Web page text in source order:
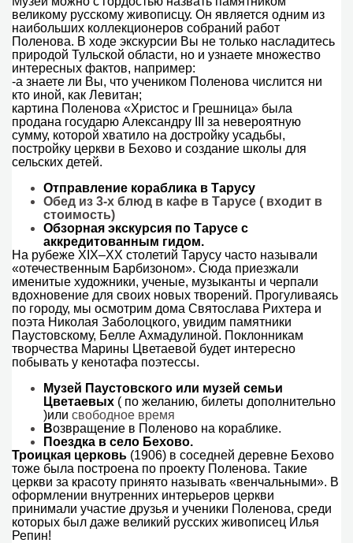
великому русскому живописцу. Он является одним из
наибольших коллекционеров собраний работ
Поленова. В ходе экскурсии Вы не только насладитесь
природой Тульской области, но и узнаете множество
интересных фактов, например:
-а знаете ли Вы, что учеником Поленова числится ни
кто иной, как Левитан;
картина Поленова «Христос и Грешница» была
продана государю Александру III за невероятную
сумму, которой хватило на достройку усадьбы,
постройку церкви в Бехово и создание школы для
сельских детей.
Отправление кораблика в Тарусу
Обед из 3-х блюд в кафе в Тарусе ( входит в
стоимость)
Обзорная экскурсия по Тарусе с
аккредитованным гидом.
На рубеже XIX–XX столетий Тарусу часто называли
«отечественным Барбизоном». Сюда приезжали
именитые художники, ученые, музыканты и черпали
вдохновение для своих новых творений. Прогуливаясь
по городу, мы осмотрим дома Святослава Рихтера и
поэта Николая Заболоцкого, увидим памятники
Паустовскому, Белле Ахмадулиной. Поклонникам
творчества Марины Цветаевой будет интересно
побывать у кенотафа поэтессы.
Музей Паустовского или музей семьи
Цветаевых ( по желанию, билеты дополнительно
)или свободное время
Возвращение в Поленово на кораблике.
Поездка в село Бехово.
Троицкая церковь (1906) в соседней деревне Бехово
тоже была построена по проекту Поленова. Такие
церкви за красоту принято называть «венчальными». В
оформлении внутренних интерьеров церкви
принимали участие друзья и ученики Поленова, среди
которых был даже великий русских живописец Илья
Репин!